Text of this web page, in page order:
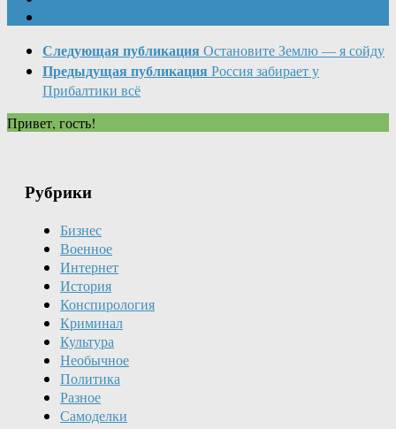
Следующая публикация Остановите Землю — я сойду
Предыдущая публикация Россия забирает у
Прибалтики всё
Привет, гость!
Рубрики
Бизнес
Военное
Интернет
История
Конспирология
Криминал
Культура
Необычное
Политика
Разное
Самоделки